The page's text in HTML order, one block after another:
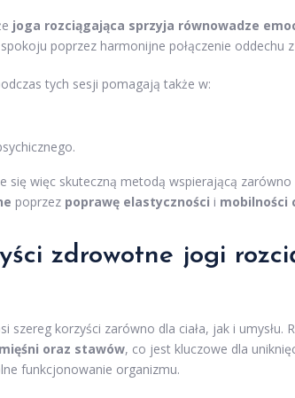
joga rozciągająca sprzyja równowadze
poprzez harmonijne połączenie oddechu
tych sesji pomagają także w:
się więc skuteczną metodą wspierającą zarówno
poprzez poprawę elastyczności i mobilności
zdrowotne jogi
szereg korzyści zarówno dla ciała, jak i
oraz stawów, co jest kluczowe dla
funkcjonowanie organizmu.